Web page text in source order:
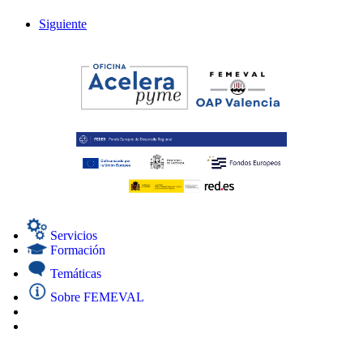
Siguiente
Servicios
Formación
Temáticas
Sobre FEMEVAL